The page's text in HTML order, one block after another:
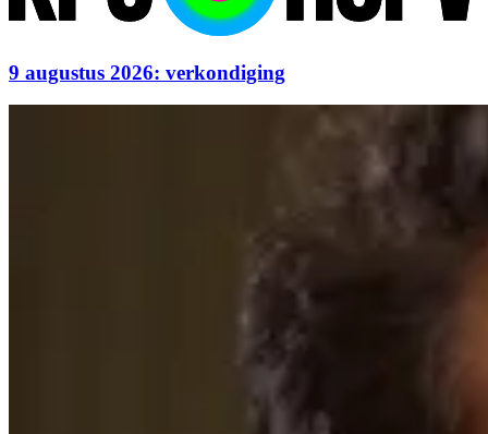
9 augustus 2026: verkondiging